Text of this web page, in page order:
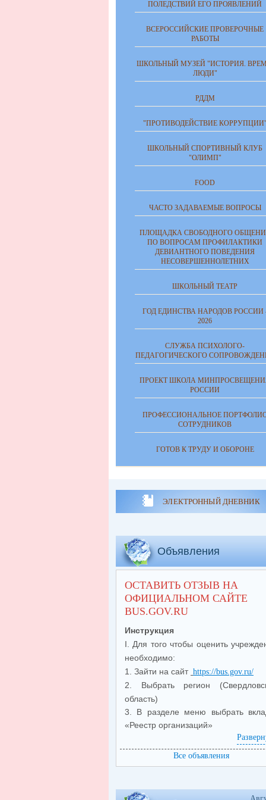
ПОЛЕДСТВИЙ ЕГО ПРОЯВЛЕНИЙ
ВСЕРОССИЙСКИЕ ПРОВЕРОЧНЫЕ
РАБОТЫ
ШКОЛЬНЫЙ МУЗЕЙ "ИСТОРИЯ.
ЛЮДИ"
РДДМ
"ПРОТИВОДЕЙСТВИЕ КОРРУПЦИИ"
ШКОЛЬНЫЙ СПОРТИВНЫЙ КЛУБ
"ОЛИМП"
FOOD
ЧАСТО ЗАДАВАЕМЫЕ ВОПРОСЫ
ПЛОЩАДКА СВОБОДНОГО
ПО ВОПРОСАМ ПРОФИЛАКТИКИ
ДЕВИАНТНОГО ПОВЕДЕНИЯ
НЕСОВЕРШЕННОЛЕТНИХ
ШКОЛЬНЫЙ ТЕАТР
ГОД ЕДИНСТВА НАРОДОВ РОССИИ
2026
СЛУЖБА ПСИХОЛОГО-
ПЕДАГОГИЧЕСКОГО
ПРОЕКТ ШКОЛА
РОССИИ
ПРОФЕССИОНАЛЬНОЕ
СОТРУДНИКОВ
ГОТОВ К ТРУДУ И ОБОРОНЕ
ЭЛЕКТРОННЫЙ ДНЕВНИК
Объявления
ОСТАВИТЬ ОТЗЫВ НА
ОФИЦИАЛЬНОМ САЙТЕ
BUS.GOV.RU
Инструкция
I. Для того чтобы оценить
необходимо:
1. Зайти на сайт https://bus.gov.ru/
2. Выбрать регион
область)
3. В разделе меню выбрать
«Реестр организаций»
4. В строке поиска
наименование организации(
СОШ № 5) и нажать на
5. Воткрывшемсяменю
Все объявления